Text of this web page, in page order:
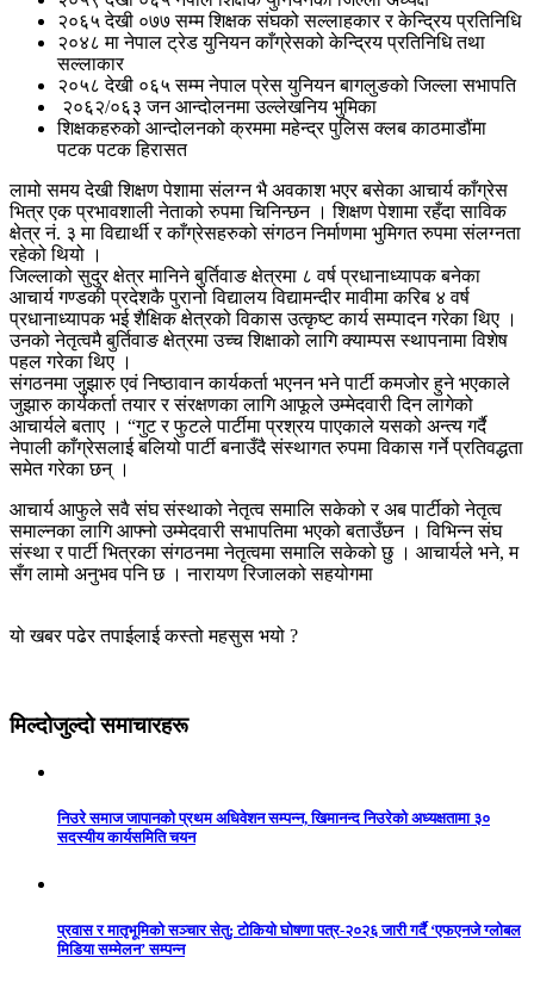
२०६५ देखी ०७७ सम्म शिक्षक संघको सल्लाहकार र केन्द्रिय प्रतिनिधि
२०४८ मा नेपाल ट्रेड युनियन काँग्रेसको केन्द्रिय प्रतिनिधि तथा
सल्लाकार
२०५८ देखी ०६५ सम्म नेपाल प्रेस युनियन बागलुङको जिल्ला सभापति
२०६२/०६३ जन आन्दोलनमा उल्लेखनिय भुमिका
शिक्षकहरुको आन्दोलनको क्रममा महेन्द्र पुलिस क्लब काठमाडौंमा
पटक पटक हिरासत
लामो समय देखी शिक्षण पेशामा संलग्न भै अवकाश भएर बसेका आचार्य काँग्रेस
भित्र एक प्रभावशाली नेताको रुपमा चिनिन्छन । शिक्षण पेशामा रहँदा साविक
क्षेत्र नं. ३ मा विद्यार्थी र काँग्रेसहरुको संगठन निर्माणमा भुमिगत रुपमा संलग्नता
रहेको थियो ।
जिल्लाको सुदुर क्षेत्र मानिने बुर्तिवाङ क्षेत्रमा ८ वर्ष प्रधानाध्यापक बनेका
आचार्य गण्डकी प्रदेशकै पुरानो विद्यालय विद्यामन्दीर मावीमा करिब ४ वर्ष
प्रधानाध्यापक भई शैक्षिक क्षेत्रको विकास उत्कृष्ट कार्य सम्पादन गरेका थिए ।
उनको नेतृत्वमै बुर्तिवाङ क्षेत्रमा उच्च शिक्षाको लागि क्याम्पस स्थापनामा विशेष
पहल गरेका थिए ।
संगठनमा जुझारु एवं निष्ठावान कार्यकर्ता भएनन भने पार्टी कमजोर हुने भएकाले
जुझारु कार्यकर्ता तयार र संरक्षणका लागि आफूले उम्मेदवारी दिन लागेको
आचार्यले बताए । “गुट र फुटले पार्टीमा प्रश्रय पाएकाले यसको अन्त्य गर्दै
नेपाली काँग्रेसलाई बलियो पार्टी बनाउँदै संस्थागत रुपमा विकास गर्ने प्रतिवद्धता
समेत गरेका छन् ।
आचार्य आफुले सवै संघ संस्थाको नेतृत्व समालि सकेको र अब पार्टीको नेतृत्व
समाल्नका लागि आफ्नो उम्मेदवारी सभापतिमा भएको बताउँछन । विभिन्न संघ
संस्था र पार्टी भित्रका संगठनमा नेतृत्वमा समालि सकेको छु । आचार्यले भने, म
सँग लामो अनुभव पनि छ । नारायण रिजालको सहयोगमा
यो खबर पढेर तपाईलाई कस्तो महसुस भयो ?
मिल्दोजुल्दो समाचारहरू
निउरे समाज जापानको प्रथम अधिवेशन सम्पन्न, खिमानन्द निउरेको अध्यक्षतामा ३०
सदस्यीय कार्यसमिति चयन
प्रवास र मातृभूमिको सञ्चार सेतु: टोकियो घोषणा पत्र-२०२६ जारी गर्दै ‘एफएनजे ग्लोबल
मिडिया सम्मेलन’ सम्पन्न